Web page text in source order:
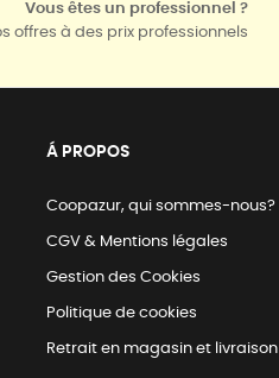
Vous êtes un professionnel ?
offres à des prix professionnels
Á PROPOS
Coopazur, qui sommes-nous?
CGV & Mentions légales
Gestion des Cookies
Politique de cookies
Retrait en magasin et livraison